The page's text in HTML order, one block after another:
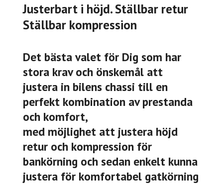
Justerbart i höjd. Ställbar retur
Ställbar kompression
Det bästa valet för Dig som har
stora krav och önskemål att
justera in bilens chassi till en
perfekt kombination av prestanda
och komfort,
med möjlighet att justera höjd
retur och kompression för
bankörning och sedan enkelt kunna
justera för komfortabel gatkörning